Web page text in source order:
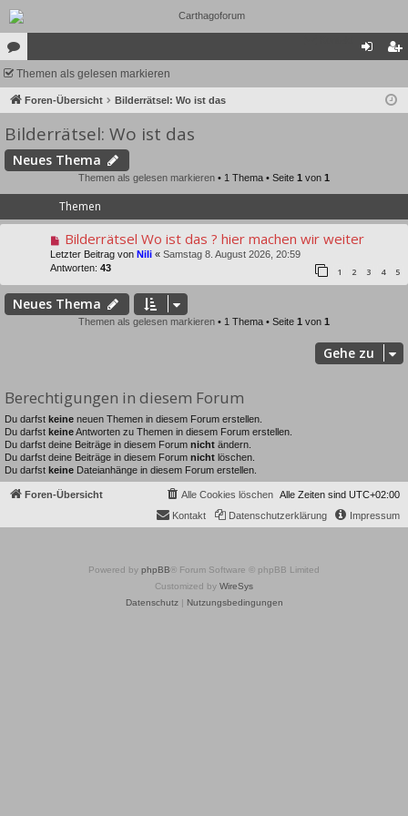
or
en ist
Themen als gelesen markieren
Foren-Übersicht Bilderrätsel: Wo ist das
Bilderrätsel: Wo ist das
Neues Thema
Themen als gelesen markieren • 1 Thema • Seite 1 von 1
Themen
Bilderrätsel Wo ist das ? hier machen wir weiter
Letzter Beitrag von Nili « Samstag 8. August 2026, 20:59
Antworten: 43 1 2 3 4 5
Neues Thema
Themen als gelesen markieren • 1 Thema • Seite 1 von 1
Gehe zu
Berechtigungen in diesem Forum
Du darfst keine neuen Themen in diesem Forum erstellen.
Du darfst keineAntworten zu Themen in diesem Forum erstellen.
Du darfst deine Beiträge in diesem Forum nicht ändern.
Du darfst deine Beiträge in diesem Forum nicht löschen.
Du darfst keine Dateianhänge in diesem Forum erstellen.
Foren-Übersicht Alle Zeiten sind UTC+02:00
Alle Cookies löschen
Impressum
Datenschutzerklärung
Kontakt
Powered by phpBB ® Forum Software © phpBB Limited
Customized by WireSys
Datenschutz| Nutzungsbedingungen